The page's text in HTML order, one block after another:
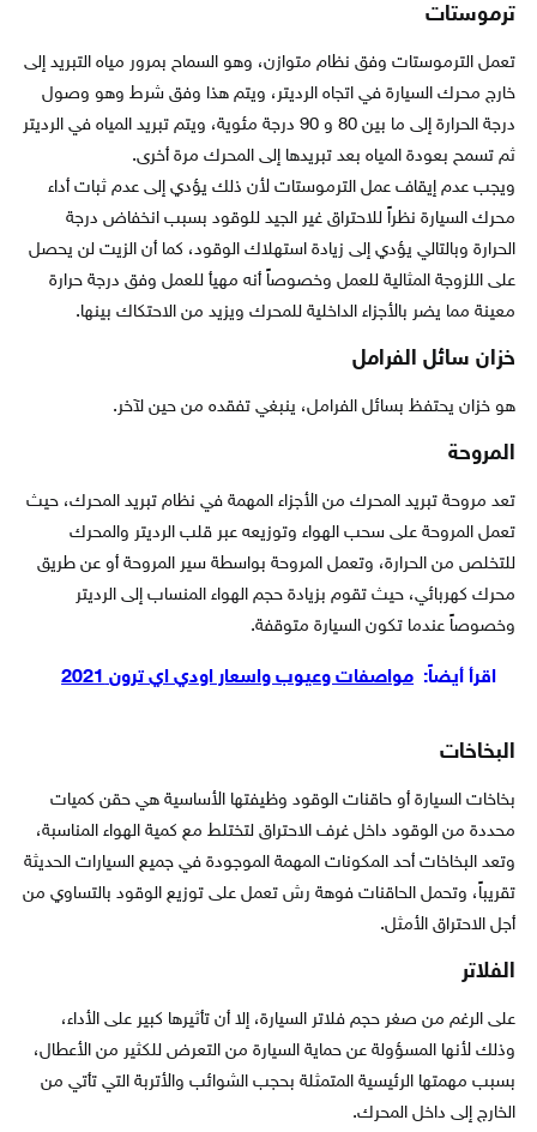
ترموستات
تعمل الترموستات وفق نظام متوازن، وهو السماح بمرور مياه التبريد إلى
خارج محرك السيارة في اتجاه الرديتر، ويتم هذا وفق شرط وهو وصول
درجة الحرارة إلى ما بين 80 و 90 درجة مئوية، ويتم تبريد المياه في الرديتر
ثم تسمح بعودة المياه بعد تبريدها إلى المحرك مرة أخرى.
ويجب عدم إيقاف عمل الترموستات لأن ذلك يؤدي إلى عدم ثبات أداء
محرك السيارة نظراً للاحتراق غير الجيد للوقود بسبب انخفاض درجة
الحرارة وبالتالي يؤدي إلى زيادة استهلاك الوقود، كما أن الزيت لن يحصل
على اللزوجة المثالية للعمل وخصوصاً أنه مهيأ للعمل وفق درجة حرارة
معينة مما يضر بالأجزاء الداخلية للمحرك ويزيد من الاحتكاك بينها.
خزان سائل الفرامل
هو خزان يحتفظ بسائل الفرامل، ينبغي تفقده من حين لآخر.
المروحة
تعد مروحة تبريد المحرك من الأجزاء المهمة في نظام تبريد المحرك، حيث
تعمل المروحة على سحب الهواء وتوزيعه عبر قلب الرديتر والمحرك
للتخلص من الحرارة، وتعمل المروحة بواسطة سير المروحة أو عن طريق
محرك كهربائي، حيث تقوم بزيادة حجم الهواء المنساب إلى الرديتر
وخصوصاً عندما تكون السيارة متوقفة.
اقرأ أيضاً: مواصفات وعيوب واسعار اودي اي ترون 2021
البخاخات
بخاخات السيارة أو حاقنات الوقود وظيفتها الأساسية هي حقن كميات
محددة من الوقود داخل غرف الاحتراق لتختلط مع كمية الهواء المناسبة،
وتعد البخاخات أحد المكونات المهمة الموجودة في جميع السيارات الحديثة
تقريباً، وتحمل الحاقنات فوهة رش تعمل على توزيع الوقود بالتساوي من
أجل الاحتراق الأمثل.
الفلاتر
على الرغم من صغر حجم فلاتر السيارة، إلا أن تأثيرها كبير على الأداء،
وذلك لأنها المسؤولة عن حماية السيارة من التعرض للكثير من الأعطال،
بسبب مهمتها الرئيسية المتمثلة بحجب الشوائب والأتربة التي تأتي من
الخارج إلى داخل المحرك.